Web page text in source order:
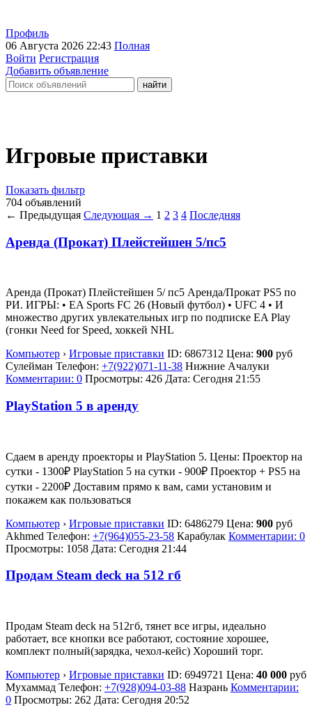
Профиль
06 Августа 2026 22:43 Полная
Войти Регистрация
Добавить объявление
Игровые приставки
Показать фильтр
704 объявлений
← Предыдущая Следующая → 1 2 3 4 Последняя
Аренда (Прокат) Плейстейшен 5/пс5
Аренда (Прокат) Плейстейшен 5/ пс5 Аренда/Прокат PS5 по
РИ. ИГРЫ: • EA Sports FC 26 (Новый футбол) • UFC 4 • И
множество других увлекательных игр по подписке EA Play
(гонки Need for Speed, хоккей NHL
Компьютер › Игровые приставки ID: 6867312 Цена: 900 руб
Сулейман Телефон: +7(922)071-11-38 Нижние Ачалуки
Комментарии: 0 Просмотры: 426 Дата: Сегодня 21:55
PlayStation 5 в аренду
Сдаем в аренду проекторы и PlayStation 5. Цены: Проектор на
сутки - 1300₽ PlayStation 5 на сутки - 900₽ Проектор + PS5 на
сутки - 2200₽ Доставим прямо к вам, сами установим и
покажем как пользоваться
Компьютер › Игровые приставки ID: 6486279 Цена: 900 руб
Akhmed Телефон: +7(964)055-23-58 Карабулак Комментарии: 0
Просмотры: 1058 Дата: Сегодня 21:44
Продам Steam deck на 512 гб
Продам Steam deck на 512гб, тянет все игры, идеально
работает, все кнопки все работают, состояние хорошее,
комплект полный(зарядка, чехол-кейс) Хороший торг.
Компьютер › Игровые приставки ID: 6949721 Цена: 40 000 руб
Мухаммад Телефон: +7(928)094-03-88 Назрань Комментарии:
0 Просмотры: 262 Дата: Сегодня 20:52